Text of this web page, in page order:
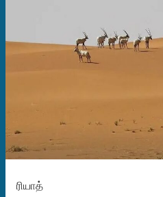
ரியாத்